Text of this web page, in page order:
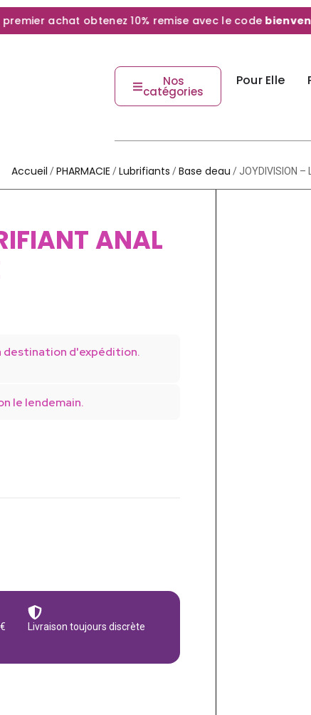
achat obtenez 10% remise avec le code
Nos
catégories
Pour Elle
Accueil /PHARMACIE /Lubrifiants /Base deau / JOYDIVISION –
ANAL
destination d'expédition.
le lendemain.
Livraison toujours discrète